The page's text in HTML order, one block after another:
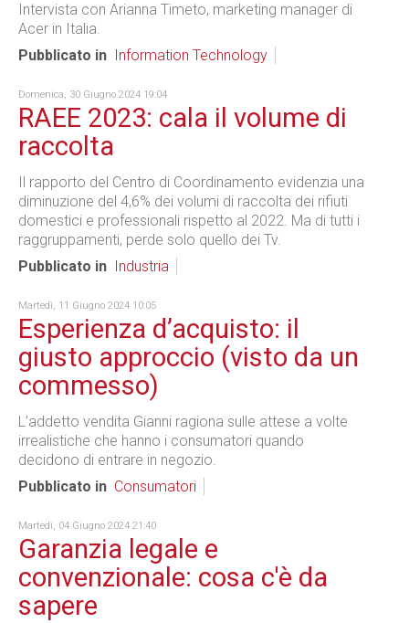
Intervista con Arianna Timeto, marketing manager di
Acer in Italia.
Pubblicato in
Information Technology
Domenica, 30 Giugno 2024 19:04
RAEE 2023: cala il volume di
raccolta
Il rapporto del Centro di Coordinamento evidenzia una
diminuzione del 4,6% dei volumi di raccolta dei rifiuti
domestici e professionali rispetto al 2022. Ma di tutti i
raggruppamenti, perde solo quello dei Tv.
Pubblicato in
Industria
Martedì, 11 Giugno 2024 10:05
Esperienza d’acquisto: il
giusto approccio (visto da un
commesso)
L’addetto vendita Gianni ragiona sulle attese a volte
irrealistiche che hanno i consumatori quando
decidono di entrare in negozio.
Pubblicato in Consumatori
Martedì, 04 Giugno 2024 21:40
Garanzia legale e
convenzionale: cosa c'è da
sapere